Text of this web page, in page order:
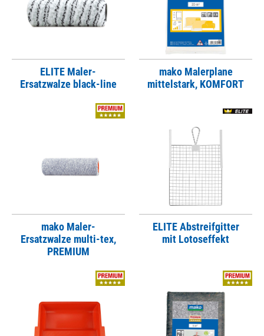
ELITE Maler-
Ersatzwalze black-line
mako Malerplane
mittelstark, KOMFORT
mako Maler-
Ersatzwalze multi-tex,
PREMIUM
ELITE Abstreifgitter
mit Lotoseffekt